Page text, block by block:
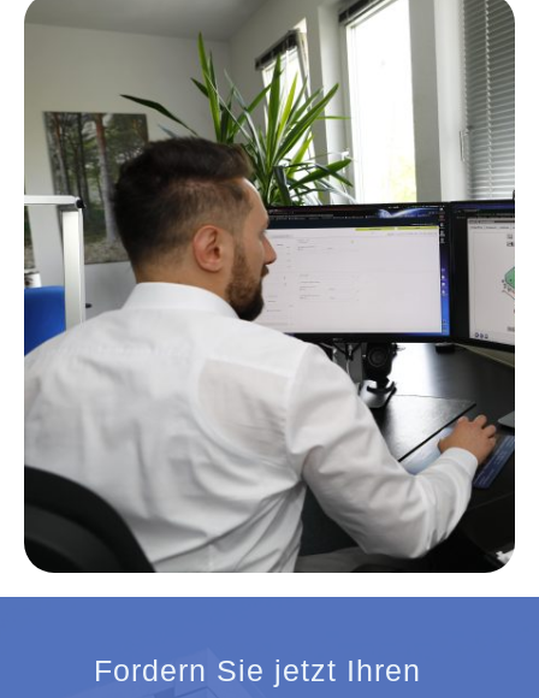
Fordern Sie jetzt Ihren